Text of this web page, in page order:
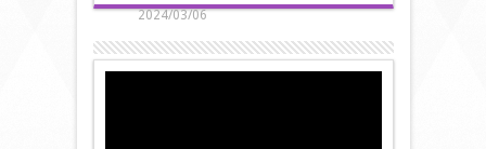
2024/03/06